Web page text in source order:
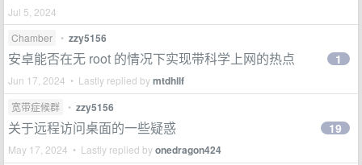
Jul 5, 2024
Chamber
• zzy5156
安卓能否在无 root 的情况下实现带科学上网的热点
Jun 17, 2024 • Lastly replied bymtdhllf
1
宽带症候群 • zzy5156
关于远程访问桌面的一些疑惑
May 17, 2024 • Lastly replied byonedragon424
19